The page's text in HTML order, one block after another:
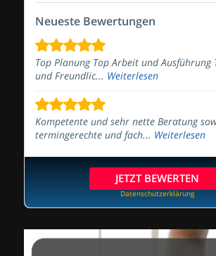
Neueste Bewertungen
Top Planung Top Arbeit und Ausführung
und Freundlic... Weiterlesen
Kompetente und sehr nette Beratung
termingerechte und fach... Weiterlesen
JETZT BEWERTEN
Datenschutzerklärung